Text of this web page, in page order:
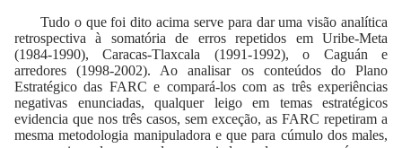
Tudo o que foi dito acima serve para dar uma visão analítica
retrospectiva à somatória de erros repetidos em Uribe-Meta
(1984-1990), Caracas-Tlaxcala (1991-1992), o Caguán e
arredores (1998-2002). Ao analisar os conteúdos do Plano
Estratégico das FARC e compará-los com as três experiências
negativas enunciadas, qualquer leigo em temas estratégicos
evidencia que nos três casos, sem exceção, as FARC repetiram a
mesma metodologia manipuladora e que para cúmulo dos males,